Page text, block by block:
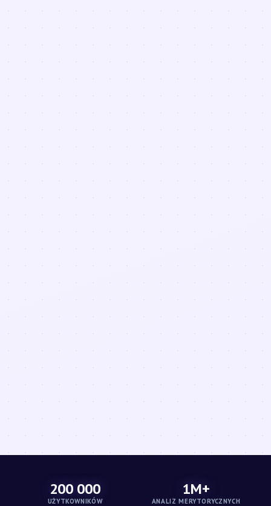
200 000
UŻYTKOWNIKÓW
1M+
ANALIZ MERYTORYCZNYCH